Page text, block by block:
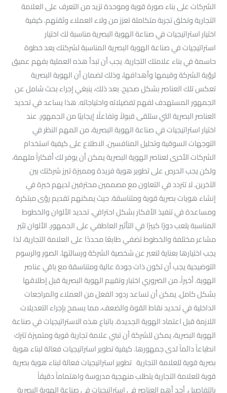
الشركات على بناء صورة قوية وموحدة تزيد من التعرف على العلامة
التجارية وتخلق تجربة متكاملة تعزز من ولاء العملاء وثقتهم. كيفية
اختيار استراتيجيات في صناعة الهوية البصرية مناسبة لك اختيار
استراتيجيات في صناعة الهوية البصرية المناسبة لشركتك يعد خطوة
حاسمة في بناء علامتك التجارية. يجب أن تبدأ هذه العملية بفهم عميق
لرؤية الشركة وقيمها وأهدافها، وذلك لضمان أن الهوية البصرية
تعكس تلك العناصر بشكل صحيح. بعد ذلك، ينبغي إجراء بحث شامل عن
الجمهور المستهدف لفهم تفضيلاته واحتياجاته. هذا يساعد في تحديد
العناصر البصرية التي ستلقى قبولاً وتفاعلًا إيجابيًا من الجمهور. عند
اختيار استراتيجيات في صناعة الهوية البصرية، من المهم النظر في
التوجهات السوقية وتحليل المنافسين. الاطلاع على كيفية استخدام
الشركات الأخرى لعناصر الهوية البصرية يمكن أن يوفر لك أفكاراً ملهمة،
ولكن يجب الحرص على تطوير هوية فريدة ومميزة تبرز شركتك بين
الآخرين. لا تتردد في التعاون مع مصممين محترفين لديهم خبرة في
إنشاء هويات بصرية قوية ومتناسقة. حيث يمكنهم تقديم رؤى مبتكرة
ومساعدة في تنفيذ الأفكار بشكل احترافي. تحديد الألوان والخطوط
المناسبة يلعب دورًا كبيرًا في التأثير العاطفي على الجمهور. الألوان تثير
مشاعر مختلفة والخطوط تضفي طابعًا محددًا على العلامة التجارية، لذا
يجب اختيارها بعناية لتعبر عن شخصية الشركة ورسالتها. الصور والرسوم
التوضيحية يجب أن تكون ذات جودة عالية ومتناسقة مع باقي عناصر
الهوية. أخيراً، من الضروري اختبار وتقييم الهوية البصرية قبل إطلاقها
بشكل كامل. يمكن أن تساعد ردود الفعل من العملاء والمراجعات
الداخلية في تحديد نقاط القوة والضعف، مما يسمح بإجراء التعديلات
اللازمة قبل اعتماد الهوية الجديدة. باتباع هذه الاستراتيجيات في صناعة
الهوية البصرية، يمكن للشركة أن تبني علامة تجارية قوية ومتميزة تترك
انطباعاً دائماً لدى جمهورها. كيفية تطوير استراتيجيات فعالة لبناء هوية
بصرية قوية للعلامة التجارية تطوير استراتيجيات فعالة لبناء هوية بصرية
قوية للعلامة التجارية يتطلب منهجية مدروسة واهتماماً دقيقاً
بالتفاصيل. أحد أهم العناصر في استراتيجيات في صناعة الهوية البصرية